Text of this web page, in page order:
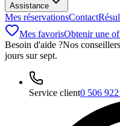
Assistance
Mes réservationsContact
Mes favorisObtenir une
Besoin d'aide ?Nos
jours sur sept.
Service client0 506